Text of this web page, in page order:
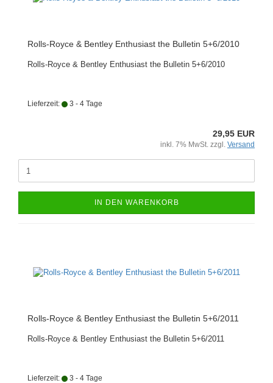
Rolls-Royce & Bentley Enthusiast the Bulletin 5+6/2010
Rolls-Royce & Bentley Enthusiast the Bulletin 5+6/2010
Lieferzeit: 3 - 4 Tage
29,95 EUR
inkl. 7% MwSt. zzgl. Versand
IN DEN WARENKORB
Rolls-Royce & Bentley Enthusiast the Bulletin 5+6/2011
Rolls-Royce & Bentley Enthusiast the Bulletin 5+6/2011
Lieferzeit: 3 - 4 Tage